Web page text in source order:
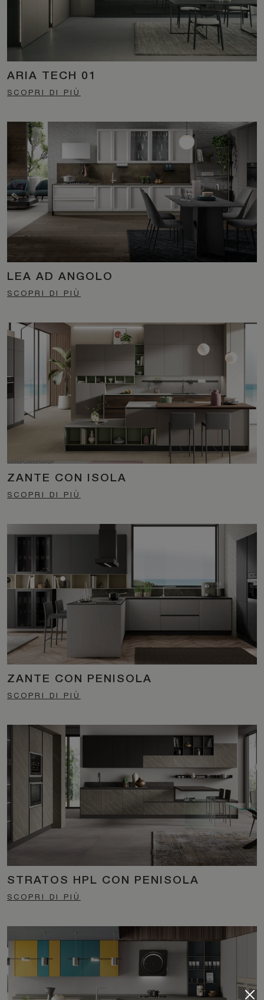
ARIA TECH 01
SCOPRI DI PIÙ
LEA AD ANGOLO
SCOPRI DI PIÙ
ZANTE CON ISOLA
SCOPRI DI PIÙ
ZANTE CON PENISOLA
SCOPRI DI PIÙ
STRATOS HPL CON PENISOLA
SCOPRI DI PIÙ